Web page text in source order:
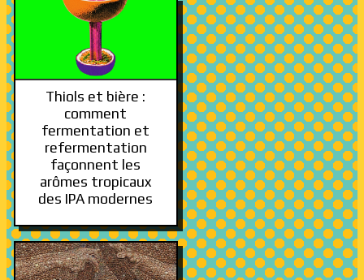
Thiols et bière :
comment
fermentation et
refermentation
façonnent les
arômes tropicaux
des IPA modernes